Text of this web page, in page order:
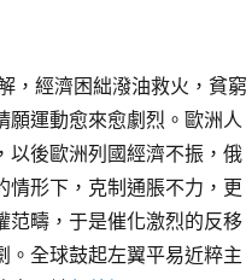
，經濟困絀潑油救火，貧窮
願運動愈來愈劇烈。歐洲人
以後歐洲列國經濟不振，俄
情形下，克制通脹不力，更
范疇，于是催化激烈的反移
。全球鼓起左翼平易近粹主